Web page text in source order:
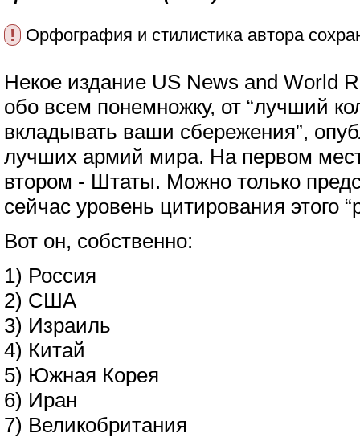
! Орфография и стилистика автора
Некое издание US News and World
обо всем понемножку, от “лучший
вкладывать ваши сбережения”,
лучших армий мира. На первом
втором - Штаты. Можно только
сейчас уровень цитирования этого
Вот он, собственно:
1) Россия
2) США
3) Израиль
4) Китай
5) Южная Корея
6) Иран
7) Великобритания